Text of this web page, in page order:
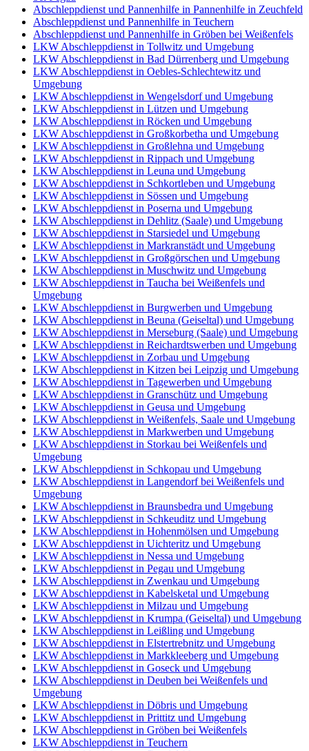
Abschleppdienst und Pannenhilfe in Pannenhilfe in Zeuchfeld
Abschleppdienst und Pannenhilfe in Teuchern
Abschleppdienst und Pannenhilfe in Gröben bei Weißenfels
LKW Abschleppdienst in Tollwitz und Umgebung
LKW Abschleppdienst in Bad Dürrenberg und Umgebung
LKW Abschleppdienst in Oebles-Schlechtewitz und
Umgebung
LKW Abschleppdienst in Wengelsdorf und Umgebung
LKW Abschleppdienst in Lützen und Umgebung
LKW Abschleppdienst in Röcken und Umgebung
LKW Abschleppdienst in Großkorbetha und Umgebung
LKW Abschleppdienst in Großlehna und Umgebung
LKW Abschleppdienst in Rippach und Umgebung
LKW Abschleppdienst in Leuna und Umgebung
LKW Abschleppdienst in Schkortleben und Umgebung
LKW Abschleppdienst in Sössen und Umgebung
LKW Abschleppdienst in Poserna und Umgebung
LKW Abschleppdienst in Dehlitz (Saale) und Umgebung
LKW Abschleppdienst in Starsiedel und Umgebung
LKW Abschleppdienst in Markranstädt und Umgebung
LKW Abschleppdienst in Großgörschen und Umgebung
LKW Abschleppdienst in Muschwitz und Umgebung
LKW Abschleppdienst in Taucha bei Weißenfels und
Umgebung
LKW Abschleppdienst in Burgwerben und Umgebung
LKW Abschleppdienst in Beuna (Geiseltal) und Umgebung
LKW Abschleppdienst in Merseburg (Saale) und Umgebung
LKW Abschleppdienst in Reichardtswerben und Umgebung
LKW Abschleppdienst in Zorbau und Umgebung
LKW Abschleppdienst in Kitzen bei Leipzig und Umgebung
LKW Abschleppdienst in Tagewerben und Umgebung
LKW Abschleppdienst in Granschütz und Umgebung
LKW Abschleppdienst in Geusa und Umgebung
LKW Abschleppdienst in Weißenfels, Saale und Umgebung
LKW Abschleppdienst in Markwerben und Umgebung
LKW Abschleppdienst in Storkau bei Weißenfels und
Umgebung
LKW Abschleppdienst in Schkopau und Umgebung
LKW Abschleppdienst in Langendorf bei Weißenfels und
Umgebung
LKW Abschleppdienst in Braunsbedra und Umgebung
LKW Abschleppdienst in Schkeuditz und Umgebung
LKW Abschleppdienst in Hohenmölsen und Umgebung
LKW Abschleppdienst in Uichteritz und Umgebung
LKW Abschleppdienst in Nessa und Umgebung
LKW Abschleppdienst in Pegau und Umgebung
LKW Abschleppdienst in Zwenkau und Umgebung
LKW Abschleppdienst in Kabelsketal und Umgebung
LKW Abschleppdienst in Milzau und Umgebung
LKW Abschleppdienst in Krumpa (Geiseltal) und Umgebung
LKW Abschleppdienst in Leißling und Umgebung
LKW Abschleppdienst in Elstertrebnitz und Umgebung
LKW Abschleppdienst in Markkleeberg und Umgebung
LKW Abschleppdienst in Goseck und Umgebung
LKW Abschleppdienst in Deuben bei Weißenfels und
Umgebung
LKW Abschleppdienst in Döbris und Umgebung
LKW Abschleppdienst in Prittitz und Umgebung
LKW Abschleppdienst in Gröben bei Weißenfels
LKW Abschleppdienst in Teuchern